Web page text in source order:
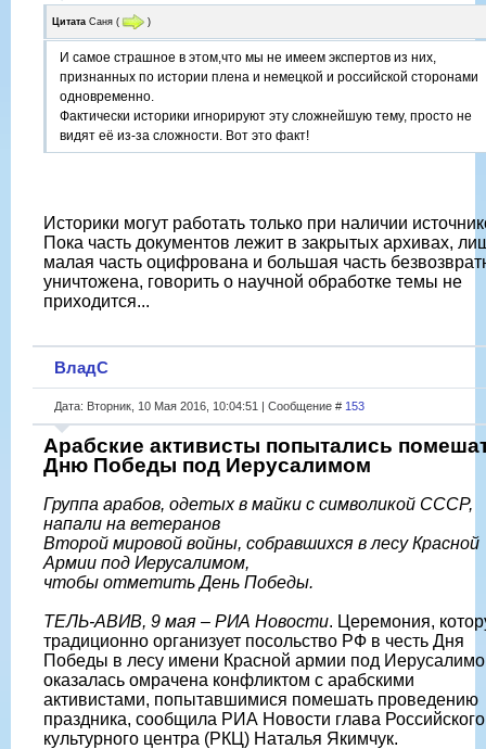
Цитата Саня ( )
И самое страшное в этом,что мы не имеем экспертов из них,
признанных по истории плена и немецкой и российской сторонами
одновременно.
Фактически историки игнорируют эту сложнейшую тему, просто не
видят её из-за сложности. Вот это факт!
Историки могут работать только при наличии
Пока часть документов лежит в закрытых архивах,
малая часть оцифрована и большая часть
уничтожена, говорить о научной обработке темы не
приходится...
ВладС
Дата: Вторник, 10 Мая 2016, 10:04:51 | Сообщение # 153
Арабские активисты попытались
Дню Победы под Иерусалимом
Группа арабов, одетых в майки с символикой СССР,
напали на ветеранов
Второй мировой войны, собравшихся в лесу Красной
Армии под Иерусалимом,
чтобы отметить День Победы.
ТЕЛЬ-АВИВ, 9 мая – РИА Новости. Церемония,
традиционно организует посольство РФ в честь Дня
Победы в лесу имени Красной армии под
оказалась омрачена конфликтом с арабскими
активистами, попытавшимися помешать проведению
праздника, сообщила РИА Новости глава Российского
культурного центра (РКЦ) Наталья Якимчук.